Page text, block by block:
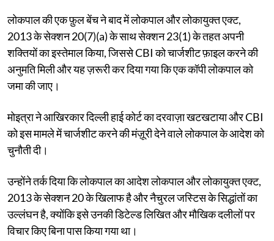
लोकपाल की एक फ़ुल बेंच ने बाद में लोकपाल और लोकायुक्त एक्ट,
2013 के सेक्शन 20(7)(a) के साथ सेक्शन 23(1) के तहत अपनी
शक्तियों का इस्तेमाल किया, जिससे CBI को चार्जशीट फ़ाइल करने की
अनुमति मिली और यह ज़रूरी कर दिया गया कि एक कॉपी लोकपाल को
जमा की जाए।
मोइत्रा ने आखिरकार दिल्ली हाई कोर्ट का दरवाज़ा खटखटाया और CBI
को इस मामले में चार्जशीट करने की मंज़ूरी देने वाले लोकपाल के आदेश को
चुनौती दी।
उन्होंने तर्क दिया कि लोकपाल का आदेश लोकपाल और लोकायुक्त एक्ट,
2013 के सेक्शन 20 के खिलाफ है और नैचुरल जस्टिस के सिद्धांतों का
उल्लंघन है, क्योंकि इसे उनकी डिटेल्ड लिखित और मौखिक दलीलों पर
विचार किए बिना पास किया गया था।